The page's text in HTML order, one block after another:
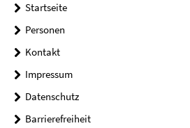
Startseite
Personen
Kontakt
Impressum
Datenschutz
Barrierefreiheit